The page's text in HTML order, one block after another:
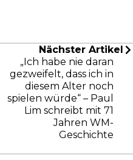
Nächster Artikel
„Ich habe nie daran
gezweifelt, dass ich in
diesem Alter noch
spielen würde“ – Paul
Lim schreibt mit 71
Jahren WM-
Geschichte